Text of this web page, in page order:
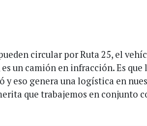
circular por Ruta 25, el
es un camión en infracción. Es
y eso genera una logística en
que trabajemos en conjunto